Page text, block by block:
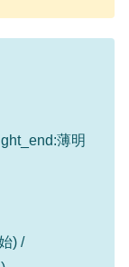
薄明
) /